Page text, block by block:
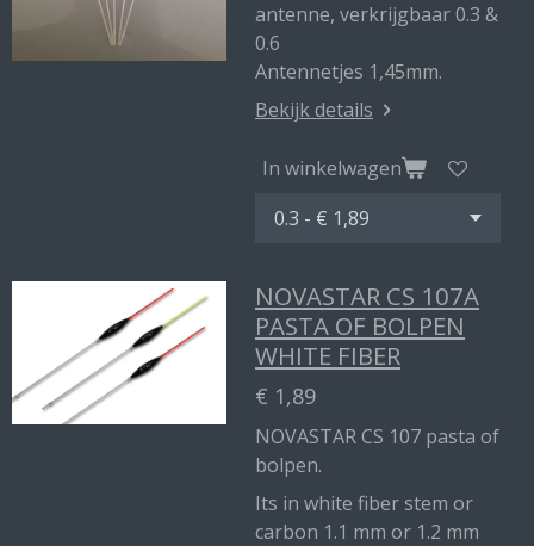
antenne, verkrijgbaar 0.3 &
0.6
Antennetjes 1,45mm.
Bekijk details
In winkelwagen
NOVASTAR CS 107A
PASTA OF BOLPEN
WHITE FIBER
€ 1,89
NOVASTAR CS 107 pasta of
bolpen.
Its in white fiber stem or
carbon 1.1 mm or 1.2 mm